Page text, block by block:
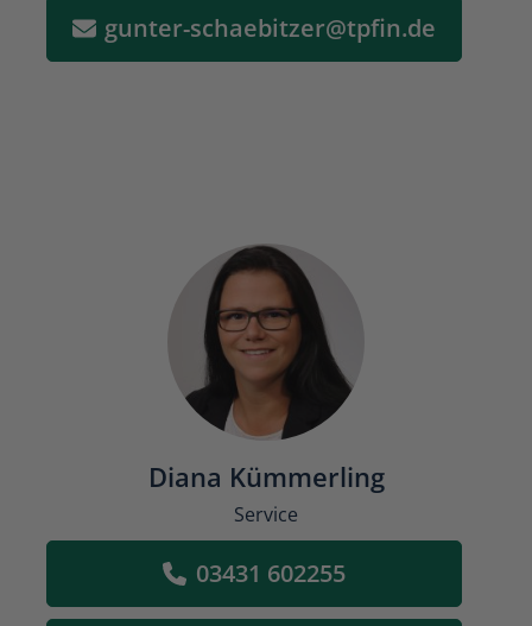
gunter-schaebitzer@tpfin.de
Diana Kümmerling
Service
03431 602255